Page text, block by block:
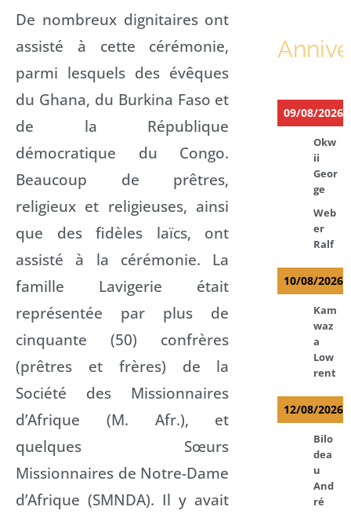
De nombreux dignitaires ont
assisté à cette cérémonie,
parmi lesquels des évêques
du Ghana, du Burkina Faso et
de la République
démocratique du Congo.
Beaucoup de prêtres,
religieux et religieuses, ainsi
que des fidèles laïcs, ont
assisté à la cérémonie. La
famille Lavigerie était
représentée par plus de
cinquante (50) confrères
(prêtres et frères) de la
Société des Missionnaires
d’Afrique (M. Afr.), et
quelques Sœurs
Missionnaires de Notre-Dame
d’Afrique (SMNDA). Il y avait
09/08/2026
Okw
ii
Geor
ge
Web
er
Ralf
10/08/2026
Kam
waz
a
Low
rent
12/08/2026
Bilo
dea
u
And
ré